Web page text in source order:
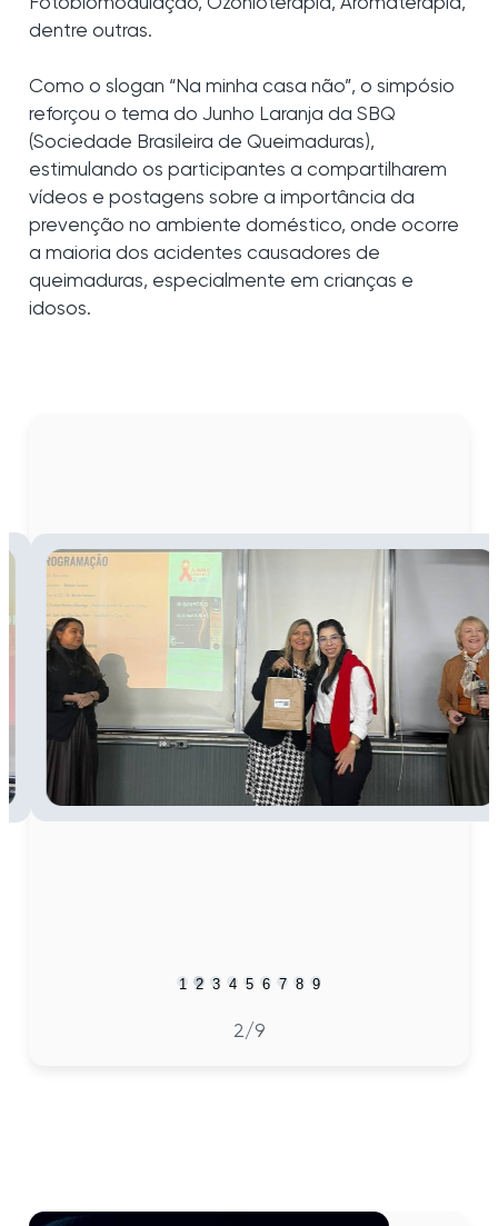
Fotobiomodulação, Ozonioterapia, Aromaterapia,
dentre outras.
Como o slogan “Na minha casa não”, o simpósio
reforçou o tema do Junho Laranja da SBQ
(Sociedade Brasileira de Queimaduras),
estimulando os participantes a compartilharem
vídeos e postagens sobre a importância da
prevenção no ambiente doméstico, onde ocorre
a maioria dos acidentes causadores de
queimaduras, especialmente em crianças e
idosos.
1 2 3 4 5 6 7 8 9
2/9